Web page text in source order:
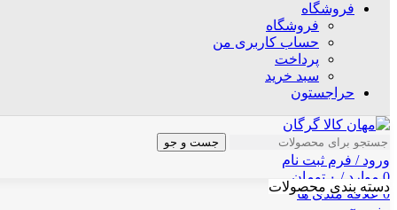
فروشگاه
فروشگاه
حساب کاربری من
پرداخت
سبد خرید
حراجستون
جست و جو
ورود / فرم ثبت نام
0 موارد / ۰ تومان
0 علاقه مندی ها
دسته بندی محصولات